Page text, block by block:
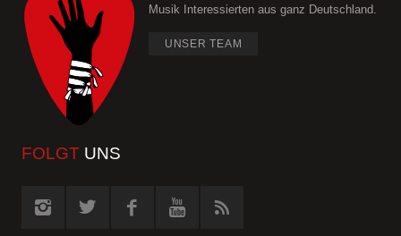
Musik Interessierten aus ganz Deutschland.
UNSER TEAM
FOLGT UNS